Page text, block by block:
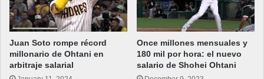
Juan Soto rompe récord
millonario de Ohtani en
arbitraje salarial
Once millones mensuales y
180 mil por hora: el nuevo
salario de Shohei Ohtani